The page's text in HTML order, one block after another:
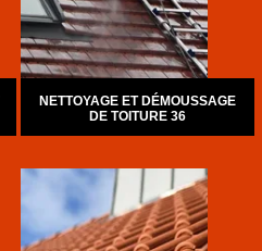
NETTOYAGE ET DÉMOUSSAGE
DE TOITURE 36